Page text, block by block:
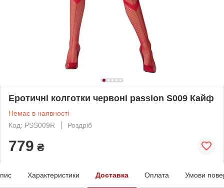
Еротичні колготки червоні passion S009 Кайф
Немає в наявності
Код: PSS009R
Роздріб
779 ₴
Характеристики Доставка Оплата Умови